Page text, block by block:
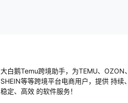
大白鹅Temu跨境助手，为TEMU、OZON、
SHEIN等等跨境平台电商用户，提供 持续、
稳定、高效 的软件服务！